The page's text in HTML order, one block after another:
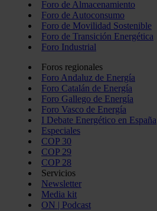
Foro de Almacenamiento
Foro de Autoconsumo
Foro de Movilidad Sostenible
Foro de Transición Energética
Foro Industrial
Foros regionales
Foro Andaluz de Energía
Foro Catalán de Energía
Foro Gallego de Energía
Foro Vasco de Energía
I Debate Energético en España
Especiales
COP 30
COP 29
COP 28
Servicios
Newsletter
Media kit
ON | Podcast